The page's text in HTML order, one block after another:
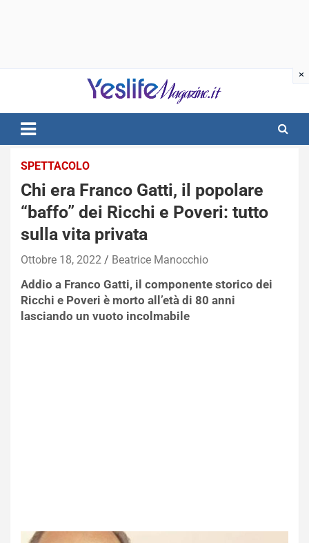
notizie di intrattenimento
SPETTACOLO
Chi era Franco Gatti, il popolare
“baffo” dei Ricchi e Poveri: tutto
sulla vita privata
Ottobre 18, 2022 Beatrice Manocchio
Addio a Franco Gatti, il componente storico dei
Ricchi e Poveri è morto all’età di 80 anni
lasciando un vuoto incolmabile